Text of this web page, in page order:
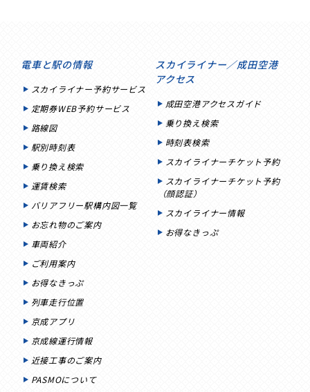
電車と駅の情報
スカイライナー予約サービス
定期券WEB予約サービス
路線図
駅別時刻表
乗り換え検索
運賃検索
バリアフリー駅構内図一覧
お忘れ物のご案内
車両紹介
ご利用案内
お得なきっぷ
列車走行位置
京成アプリ
京成線運行情報
近接工事のご案内
PASMOについて
スカイライナー／成田空港
アクセス
成田空港アクセスガイド
乗り換え検索
時刻表検索
スカイライナーチケット予約
スカイライナーチケット予約
（顔認証）
スカイライナー情報
お得なきっぷ